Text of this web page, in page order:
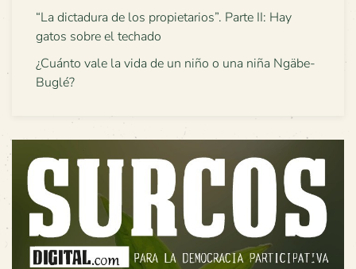
“La dictadura de los propietarios”. Parte II: Hay
gatos sobre el techado
¿Cuánto vale la vida de un niño o una niña Ngäbe-
Buglé?